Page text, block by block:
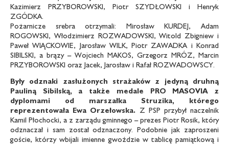
Kazimierz PRZYBOROWSKI, Piotr SZYDŁOWSKI i Henryk
ZGÓDKA.
Pożarnicze srebra otrzymali: Mirosław KURDEJ, Adam
ROGOWSKI, Włodzimierz ROZWADOWSKI, Witold Zbigniew i
Paweł WIĄCKOWIE, Jarosław WILK, Piotr ZAWADKA i Konrad
SIBILSKI, a brązy – Wojciech MAKOS, Grzegorz MRÓZ, Marcin
PRZYBOROWSKI oraz Jacek, Jarosław i Rafał ROZWADOWSCY.
Były odznaki zasłużonych strażaków z jedyną druhną
Pauliną Sibilską, a także medale PRO MASOVIA z
dyplomami od marszałka Struzika, którego
reprezentowała Ewa Orzełowska. Z PSP przybył naczelnik
Kamil Płochocki, a z zarządu gminnego – prezes Piotr Rosik, który
odznaczał i sam został odznaczony. Podobnie jak zaproszeni
goście, którzy wbijali imienne gwoździe w tablicę pamiątkową i